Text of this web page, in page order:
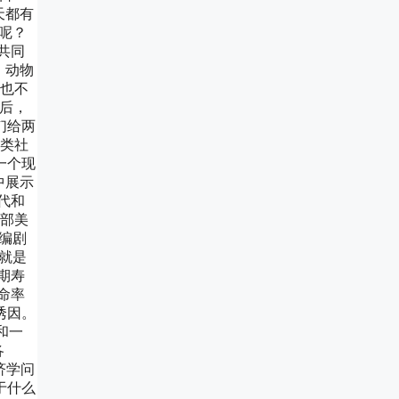
都有
？
同
动物
不
，
给两
社
个现
展示
和
美
剧
是
寿
率
。
一
学问
什么